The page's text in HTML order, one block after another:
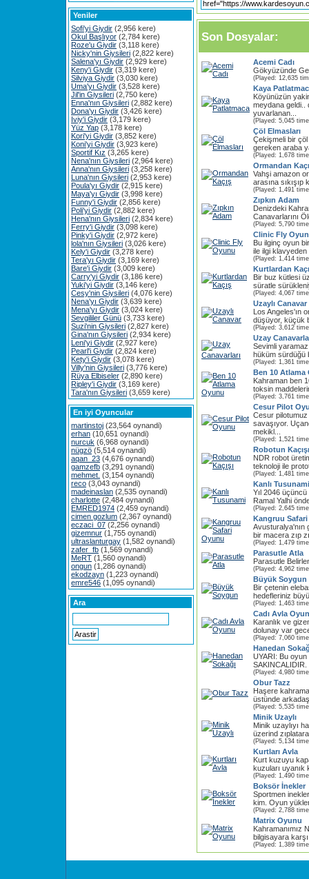
Yeniler
Sofi'yi Giydir (2,956 kere)
Okul Başlıyor (2,784 kere)
Roze'u Giydir (3,118 kere)
Nicky'nin Giysileri (2,822 kere)
Salena'yı Giydir (2,929 kere)
Keny'i Giydir (3,319 kere)
Silviya Giydir (3,030 kere)
Uma'yı Giydir (3,528 kere)
Jil'in Giysileri (2,750 kere)
Enna'nın Giysileri (2,882 kere)
Dona'yı Giydir (3,426 kere)
Iviy'i Giydir (3,179 kere)
Yüz Yap (3,178 kere)
Kori'yi Giydir (3,852 kere)
Koni'yi Giydir (3,923 kere)
Sportif Kız (3,265 kere)
Nena'nın Giysileri (2,964 kere)
Anna'nın Giysileri (3,258 kere)
Luna'nın Giysileri (2,953 kere)
Poula'yı Giydir (2,915 kere)
Maya'yı Giydir (3,998 kere)
Funny'i Giydir (2,856 kere)
Poli'yi Giydir (2,882 kere)
Hena'nın Giysileri (2,834 kere)
Ferry'i Giydir (3,098 kere)
Pinky'i Giydir (2,972 kere)
lola'nın Giysileri (3,026 kere)
Kely'i Giydir (3,278 kere)
Tera'yı Giydir (3,169 kere)
Bare'i Giydir (3,009 kere)
Carry'yi Giydir (3,186 kere)
Yuki'yi Giydir (3,146 kere)
Cesy'nin Giysileri (4,076 kere)
Nena'yı Giydir (3,639 kere)
Mena'yı Giydir (3,024 kere)
Sevgililer Günü (3,733 kere)
Suzi'nin Giysileri (2,827 kere)
Gina'nın Giysileri (2,934 kere)
Leni'yi Giydir (2,927 kere)
Pearl'i Giydir (2,824 kere)
Kety'i Giydir (3,078 kere)
Villy'nin Giysileri (3,776 kere)
Rüya Elbiseler (2,890 kere)
Ripley'i Giydir (3,169 kere)
Tara'nın Giysileri (3,659 kere)
En iyi Oyuncular
martinstoj (23,564 oynandi)
erhan (10,651 oynandi)
nurcuk (6,968 oynandi)
nügzö (5,514 oynandi)
aqan_23 (4,676 oynandi)
gamzefb (3,291 oynandi)
mehmet. (3,154 oynandi)
reco (3,043 oynandi)
madeinaslan (2,535 oynandi)
charlotte (2,484 oynandi)
EMRED1974 (2,459 oynandi)
cimen gozlum (2,367 oynandi)
eczaci_07 (2,256 oynandi)
gizemnur (1,755 oynandi)
ultraslanturgay (1,582 oynandi)
zafer_fb (1,569 oynandi)
MeRT (1,560 oynandi)
ongun (1,286 oynandi)
ekodzayn (1,223 oynandi)
emre546 (1,095 oynandi)
Ara
Son Dosyalar:
Acemi Cadı
Gökyüzünde
(Played: 12,635
Kaya
Köyünüzün
meydana geldi..
yuvarlanan...
(Played: 5,045
Çöl Elmasları
Çekişmeli bir çöl
gereken araba
(Played: 1,678
Ormandan
Vahşi amazon
arasına sıkışıp
(Played: 1,491
Zıpkın Adam
Denizdeki
Canavarlarını
(Played: 5,790
Clinic Fly
Bu ilginç oyun
ile ilgi
(Played: 1,414
Kurtlardan
Bir buz kütlesi
süratle
(Played: 4,067
Uzaylı Canavar
Los Angeles'ın
düşüyor, küçük
(Played: 3,612
Uzay
Sevimli
hüküm sürdüğü
(Played: 1,361
Ben 10 Atlama
Kahraman ben
toksin
(Played: 3,761
Cesur Pilot
Cesur
savaşıyor.
mekikl...
(Played: 1,521
Robotun Kaçışı
NDR robot
teknoloji ile
(Played: 1,481
Kanlı Tusunami
Yıl 2046
Ramal Yalhi
(Played: 2,645
Kangruu
Avusturalya'nın
bir macera zıp
(Played: 1,479
Parasutle Atla
Parasutle
(Played: 4,962
Büyük Soygun
Bir çetenin
hedefleriniz
(Played: 1,463
Cadı Avla
Karanlık ve
dolunay var
(Played: 7,060
Hanedan
UYARI: Bu
(Played: 4,980
Obur Tazz
Haşere
üstünde
(Played: 5,535
Minik Uzaylı
Minik uzaylıyı
üzerind
(Played: 5,134
Kurtları Avla
Kurt kuzuyu
kuzuları
(Played: 1,490
Boksör İnekler
Sportmen
kim. Oyun
(Played: 2,788
Matrix Oyunu
Kahramanımız
bilgisayara
(Played: 1,389